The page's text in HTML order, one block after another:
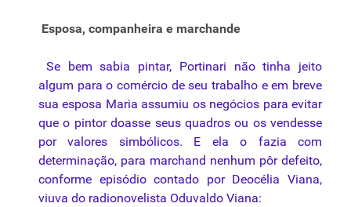
Esposa, companheira e marchande
Se bem sabia pintar, Portinari não tinha jeito
algum para o comércio de seu trabalho e em breve
sua esposa Maria assumiu os negócios para evitar
que o pintor doasse seus quadros ou os vendesse
por valores simbólicos. E ela o fazia com
determinação, para marchand nenhum pôr defeito,
conforme episódio contado por Deocélia Viana,
viuva do radionovelista Oduvaldo Viana: